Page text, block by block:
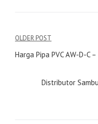
Navigasi
pos
OLDER POST
Harga Pipa PVC AW-D-C
Distributor